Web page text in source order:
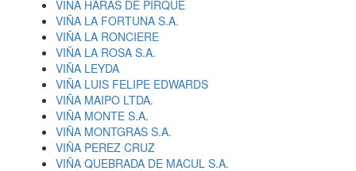
VIÑA HARAS DE PIRQUE
VIÑA LA FORTUNA S.A.
VIÑA LA RONCIERE
VIÑA LA ROSA S.A.
VIÑA LEYDA
VIÑA LUIS FELIPE EDWARDS
VIÑA MAIPO LTDA.
VIÑA MONTE S.A.
VIÑA MONTGRAS S.A.
VIÑA PEREZ CRUZ
VIÑA QUEBRADA DE MACUL S.A.